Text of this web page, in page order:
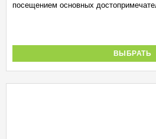
посещением основных
ВЫБРАТЬ